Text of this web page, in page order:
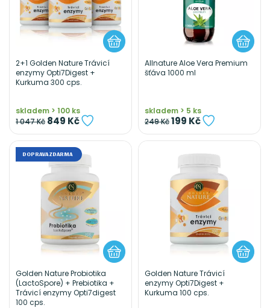
2+1 Golden Nature Trávicí
enzymy Opti7Digest +
Kurkuma 300 cps.
skladem > 100 ks
1 047 Kč 849 Kč
Allnature Aloe Vera Premium
šťáva 1000 ml
skladem > 5 ks
249 Kč199 Kč
DOPRAVA ZDARMA
Golden Nature Probiotika
(LactoSpore) + Prebiotika +
Trávicí enzymy Opti7digest
100 cps.
Golden Nature Trávicí
enzymy Opti7Digest +
Kurkuma 100 cps.